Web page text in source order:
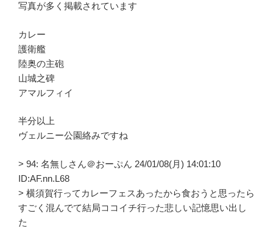
写真が多く掲載されています
カレー
護衛艦
陸奥の主砲
山城之碑
アマルフィイ
半分以上
ヴェルニー公園絡みですね
> 94: 名無しさん＠おーぷん 24/01/08(月) 14:01:10
ID:AF.nn.L68
> 横須賀行ってカレーフェスあったから食おうと思ったら
すごく混んでて結局ココイチ行った悲しい記憶思い出し
た